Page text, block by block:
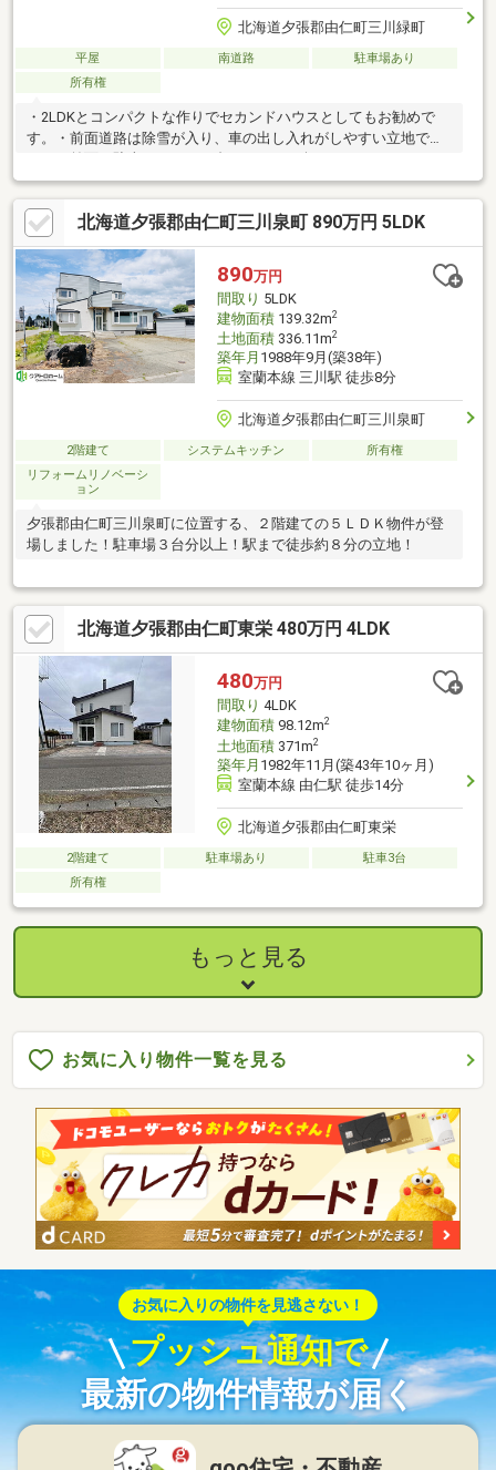
北海道夕張郡由仁町三川緑町
平屋 南道路
駐車場あり
所有権
・2LDKとコンパクトな作りでセカンドハウスとしてもお勧めで
す。・前面道路は除雪が入り、車の出し入れがしやすい立地で
ざいます。お問合せの際は【物件番号13571】とお伝えいただけ
るとスムーズにご対応できます。
北海道夕張郡由仁町三川泉町 890万円 5LDK
890万円
間取り 5LDK
建物面積139.32m2
土地面積336.11m2
築年月 1988年9月(築38年)
室蘭本線 三川駅 徒歩8分
北海道夕張郡由仁町三川泉町
2階建て システムキッチン
所有権
リフォームリノベーシ
ョン
夕張郡由仁町三川泉町に位置する、２階建ての５ＬＤＫ物件が登
場しました！駐車場３台分以上！駅まで徒歩約８分の立地！
北海道夕張郡由仁町東栄 480万円 4LDK
480万円
間取り 4LDK
建物面積98.12m2
土地面積371m2
築年月 1982年11月(築43年10ヶ月)
室蘭本線 由仁駅 徒歩14分
北海道夕張郡由仁町東栄
2階建て 駐車場あり
駐車3台
所有権
もっと見る
お気に入り物件一覧を見る
お気に入りの物件を見逃さない！
プッシュ通知で
最新の物件情報が届く